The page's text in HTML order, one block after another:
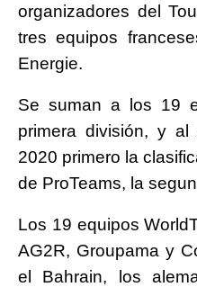
organizadores del
tres equipos
Energie.
Se suman a los 19
primera división, y
2020 primero la
de ProTeams, la
Los 19 equipos
AG2R, Groupama y
el Bahrain, los